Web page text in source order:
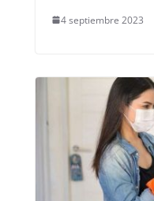
4 septiembre 2023